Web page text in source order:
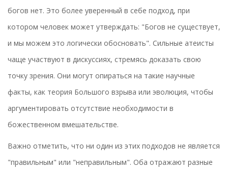
богов нет. Это более уверенный в себе подход, при
котором человек может утверждать: "Богов не существует,
и мы можем это логически обосновать". Сильные атеисты
чаще участвуют в дискуссиях, стремясь доказать свою
точку зрения. Они могут опираться на такие научные
факты, как теория Большого взрыва или эволюция, чтобы
аргументировать отсутствие необходимости в
божественном вмешательстве.
Важно отметить, что ни один из этих подходов не является
"правильным" или "неправильным". Оба отражают разные